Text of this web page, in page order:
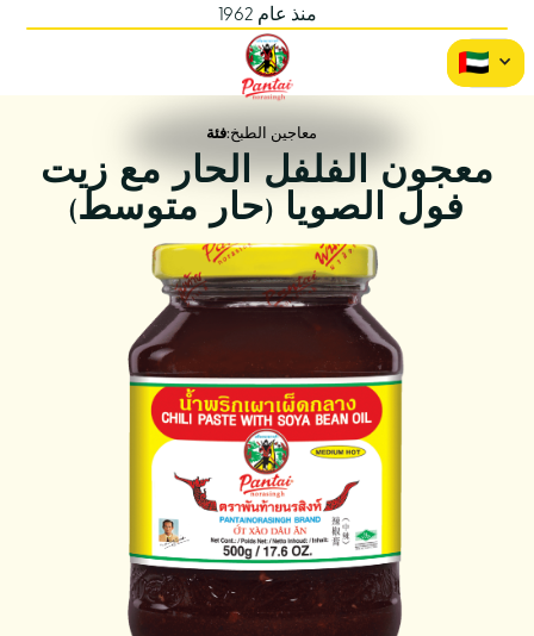
منذ عام 1962
فئة:معاجين الطبخ
معجون الفلفل الحار مع زيت
فول الصويا (حار متوسط)